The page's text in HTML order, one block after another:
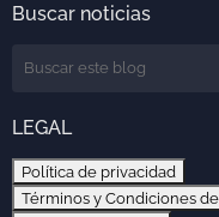
Buscar noticias
LEGAL
Política de privacidad
Términos y Condiciones